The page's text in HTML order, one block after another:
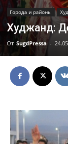
Города и районы
Худжанд:
От SugdPressa -